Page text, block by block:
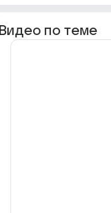
Видео по теме